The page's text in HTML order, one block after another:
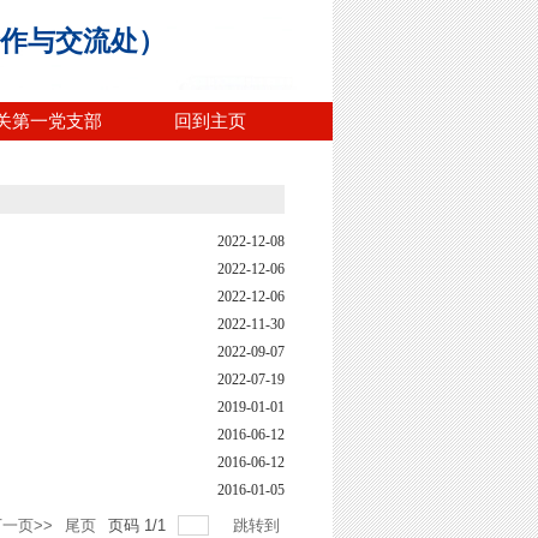
与交流处）
第一党支部 回到主页
2022-12-08
2022-12-06
2022-12-06
2022-11-30
2022-09-07
2022-07-19
2019-01-01
2016-06-12
2016-06-12
2016-01-05
页>> 尾页 页码 1/1 跳转到